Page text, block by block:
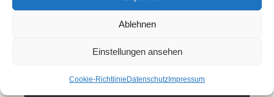
Ablehnen
Einstellungen ansehen
Cookie-Richtlinie Datenschutz Impressum
Neuigkeiten